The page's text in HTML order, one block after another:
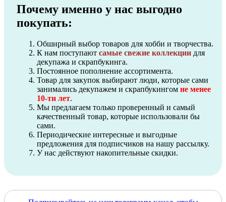
Почему именно у нас выгодно
покупать:
Обширный выбор товаров для хобби и творчества.
К нам поступают самые свежие коллекции для
декупажа и скрапбукинга.
Постоянное пополнение ассортимента.
Товар для закупок выбирают люди, которые сами
занимались декупажем и скрапбукингом не менее
10-ти лет.
Мы предлагаем только проверенный и самый
качественный товар, которые использовали бы
сами.
Периодические интересные и выгодные
предложения для подписчиков на нашу рассылку.
У нас действуют накопительные скидки.